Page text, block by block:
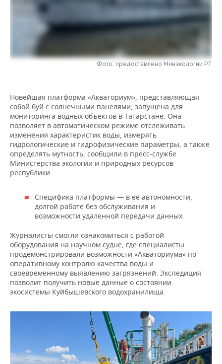
НЕФТЕХИМИЯ
РОЗНИЧНАЯ ТОРГОВЛЯ
ТРАНСПОРТ
НОВОСТИ ТЕХНОЛОГИЙ
МЕРОПРИЯТИЯ
НОВОСТИ МЕРОПРИЯТИЙ
ВЫЕЗДНАЯ РЕДАКЦИЯ
ONLINE-КОНФЕРЕНЦИИ
ОТКРЫТАЯ ЛЕКЦИЯ
ХОККЕЙ
БАСКЕТБОЛ
ВОЛЕЙБОЛ
КИБЕРСПОРТ
ФИГУРНОЕ КАТАНИЕ
ХОККЕЙ С МЯЧОМ
ВЛАСТЬ
ИНФРАСТРУКТУРА
ИСТОРИЯ
КУЛЬТУРА
МЕДИЦИНА
ПРОИСШЕСТВИЯ
СЮЖЕТЫ
СПРАВОЧНИК
СПИСОК ПЕРСОН
СПИСОК КОМПАНИЙ
ПОЛНАЯ ВЕРСИЯ
Фото: предоставлено Минэкологии РТ
Новейшая платформа «Акваториум», представляющая
собой буй с солнечными панелями, запущена для
мониторинга водных объектов в Татарстане. Она
позволяет в автоматическом режиме отслеживать
изменения характеристик воды, измерять
гидрологические и гидрофизические параметры, а также
определять мутность, сообщили в пресс-службе
Министерства экологии и природных ресурсов
республики.
Специфика платформы — в ее автономности,
долгой работе без обслуживания и
возможности удаленной передачи данных.
Журналисты смогли ознакомиться с работой
оборудования на научном судне, где специалисты
продемонстрировали возможности «Акваториума» по
оперативному контролю качества воды и
своевременному выявлению загрязнений. Экспедиция
позволит получить новые данные о состоянии
экосистемы Куйбышевского водохранилища.